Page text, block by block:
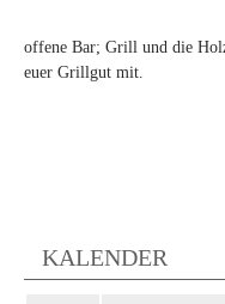
offene Bar; Grill und die
euer Grillgut mit.
KALENDER